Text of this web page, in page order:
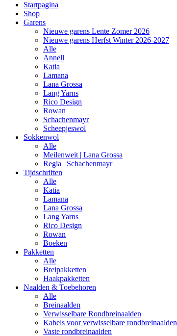
Startpagina
Shop
Garens
Nieuwe garens Lente Zomer 2026
Nieuwe garens Herfst Winter 2026-2027
Alle
Annell
Katia
Lamana
Lana Grossa
Lang Yarns
Rico Design
Rowan
Schachenmayr
Scheepjeswol
Sokkenwol
Alle
Meilenweit | Lana Grossa
Regia | Schachenmayr
Tijdschriften
Alle
Katia
Lamana
Lana Grossa
Lang Yarns
Rico Design
Rowan
Boeken
Pakketten
Alle
Breipakketten
Haakpakketten
Naalden & Toebehoren
Alle
Breinaalden
Verwisselbare Rondbreinaalden
Kabels voor verwisselbare rondbreinaalden
Vaste rondbreinaalden